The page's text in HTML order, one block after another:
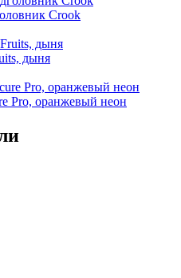
Crook
дыня
Pro, оранжевый неон